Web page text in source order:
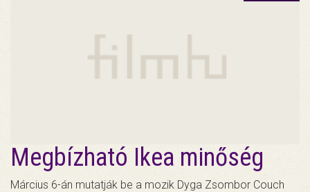
Megbízható Ikea minőség
Március 6-án mutatják be a mozik Dyga Zsombor Couch